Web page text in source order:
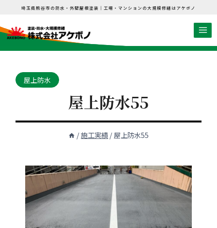
を
埼玉県熊谷市の防水・外壁屋根塗装｜工場・マンションの大規模修繕はアケボノ
屋上防水
屋上防水55
/施工実績/屋上防水55